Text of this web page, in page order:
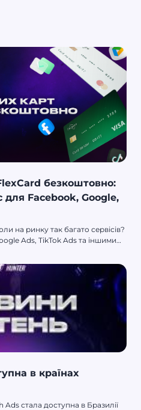
безкоштовно:
для Facebook, Google,
на ринку так багато сервісів?
Ads, TikTok Ads та іншими
сервіс дає безкоштовні
це безлімітний випуск карток,
комісії.
в країнах
стала доступна в Бразилії